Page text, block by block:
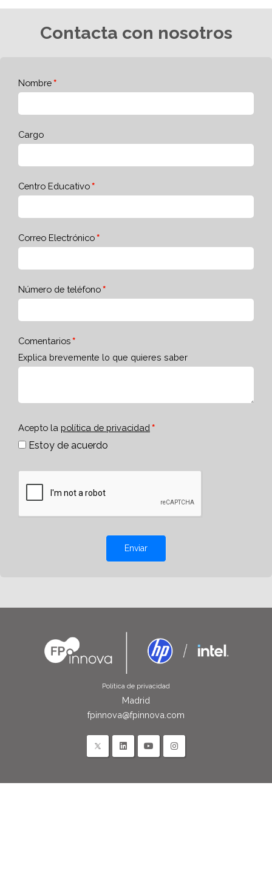
Contacta con nosotros
Nombre
Cargo
Centro Educativo
Correo Electrónico
Número de teléfono
Comentarios
Explica brevemente lo que quieres saber
Acepto la política de privacidad
Estoy de acuerdo
Enviar
Política de privacidad
Madrid
fpinnova@fpinnova.com